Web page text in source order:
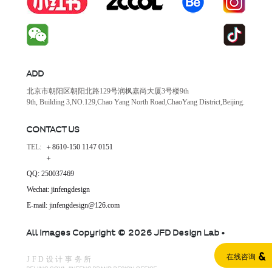
ADD
北京市朝阳区朝阳北路129号润枫嘉尚大厦3号楼9th
9th, Building 3,NO.129,Chao Yang North Road,ChaoYang District,Beijing.
CONTACT US
TEL:
＋8610-150 1147 0151
＋
QQ: 250037469
Wechat: jinfengdesign
E-mail: jinfengdesign@126.com
All Images Copyright © 2026 JFD Design Lab •
JFD设计事务所
BEIJING GOYA JINFENG BRAND DESIGN OFFICE
在线咨询